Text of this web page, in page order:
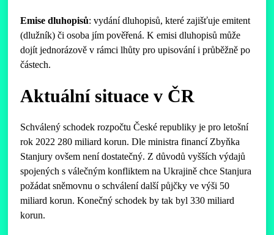
Emise dluhopisů: vydání dluhopisů, které zajišťuje emitent
(dlužník) či osoba jím pověřená. K emisi dluhopisů může
dojít jednorázově v rámci lhůty pro upisování i průběžně po
částech.
Aktuální situace v ČR
Schválený schodek rozpočtu České republiky je pro letošní
rok 2022 280 miliard korun. Dle ministra financí Zbyňka
Stanjury ovšem není dostatečný. Z důvodů vyšších výdajů
spojených s válečným konfliktem na Ukrajině chce Stanjura
požádat sněmovnu o schválení další půjčky ve výši 50
miliard korun. Konečný schodek by tak byl 330 miliard
korun.